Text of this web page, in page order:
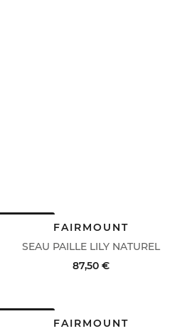
SEAU PAILLE LILY NATUREL
FAIRMOUNT
87,50 €
ACHAT RAPIDE VOIR LE DÉTAIL
FAIRMOUNT